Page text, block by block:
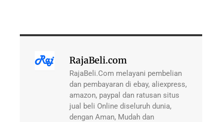
RajaBeli.com
RajaBeli.Com melayani pembelian
dan pembayaran di ebay, aliexpress,
amazon, paypal dan ratusan situs
jual beli Online diseluruh dunia,
dengan Aman, Mudah dan